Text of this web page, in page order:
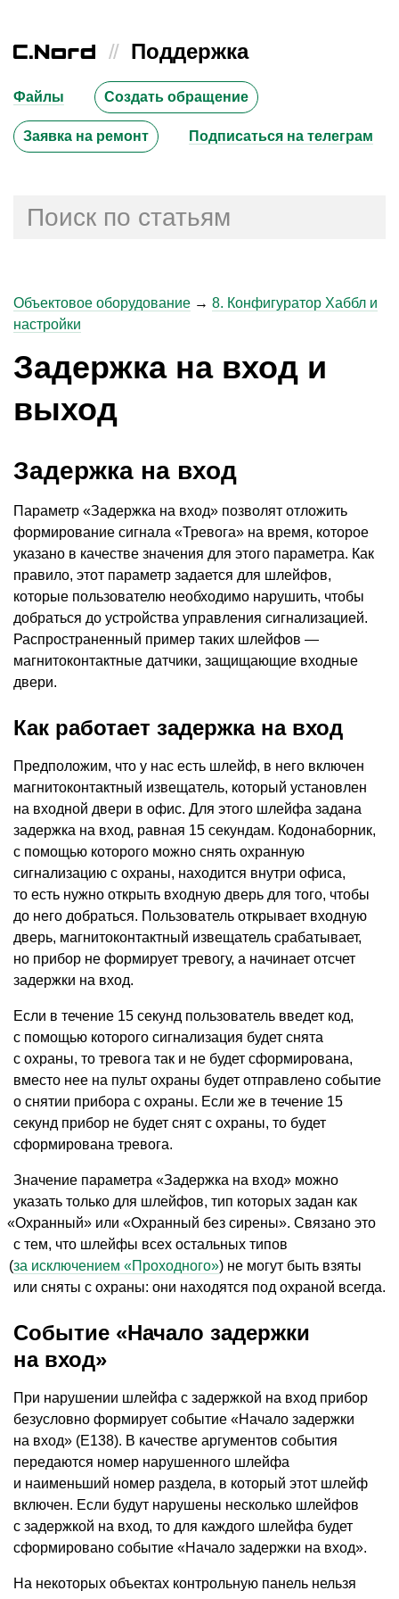
// Поддержка
Файлы Создать обращение
Заявка на ремонт Подписаться на телеграм
Объектовое оборудование → 8. Конфигуратор Хаббл и
настройки
Задержка на вход и
выход
Задержка на вход
Параметр «Задержка на вход» позволят отложить
формирование сигнала «Тревога» на время, которое
указано в качестве значения для этого параметра. Как
правило, этот параметр задается для шлейфов,
которые пользователю необходимо нарушить, чтобы
добраться до устройства управления сигнализацией.
Распространенный пример таких шлейфов —
магнитоконтактные датчики, защищающие входные
двери.
Как работает задержка на вход
Предположим, что у нас есть шлейф, в него включен
магнитоконтактный извещатель, который установлен
на входной двери в офис. Для этого шлейфа задана
задержка на вход, равная 15 секундам. Кодонаборник,
с помощью которого можно снять охранную
сигнализацию с охраны, находится внутри офиса,
то есть нужно открыть входную дверь для того, чтобы
до него добраться. Пользователь открывает входную
дверь, магнитоконтактный извещатель срабатывает,
но прибор не формирует тревогу, а начинает отсчет
задержки на вход.
Если в течение 15 секунд пользователь введет код,
с помощью которого сигнализация будет снята
с охраны, то тревога так и не будет сформирована,
вместо нее на пульт охраны будет отправлено событие
о снятии прибора с охраны. Если же в течение 15
секунд прибор не будет снят с охраны, то будет
сформирована тревога.
Значение параметра «Задержка на вход» можно
указать только для шлейфов, тип которых задан как
«Охранный» или «Охранный без сирены». Связано это
с тем, что шлейфы всех остальных типов
(за исключением «Проходного») не могут быть взяты
или сняты с охраны: они находятся под охраной всегда.
Событие «Начало задержки
на вход»
При нарушении шлейфа с задержкой на вход прибор
безусловно формирует событие «Начало задержки
на вход» (E138). В качестве аргументов события
передаются номер нарушенного шлейфа
и наименьший номер раздела, в который этот шлейф
включен. Если будут нарушены несколько шлейфов
с задержкой на вход, то для каждого шлейфа будет
сформировано событие «Начало задержки на вход».
На некоторых объектах контрольную панель нельзя